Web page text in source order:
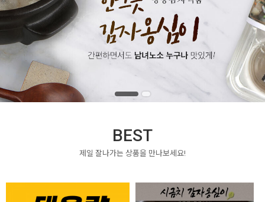
BEST
제일 잘나가는 상품을 만나보세요!